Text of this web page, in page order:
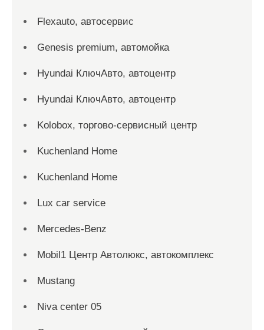
Flexauto, автосервис
Genesis premium, автомойка
Hyundai КлючАвто, автоцентр
Hyundai КлючАвто, автоцентр
Kolobox, торгово-сервисный центр
Kuchenland Home
Kuchenland Home
Lux car service
Mercedes-Benz
Mobil1 Центр Автолюкс, автокомплекс
Mustang
Niva center 05